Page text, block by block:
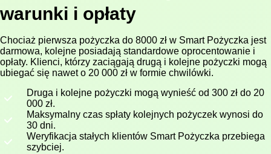
warunki i opłaty
Chociaż pierwsza pożyczka do 8000 zł w Smart Pożyczka jest
darmowa, kolejne posiadają standardowe oprocentowanie i
opłaty. Klienci, którzy zaciągają drugą i kolejne pożyczki mogą
ubiegać się nawet o 20 000 zł w formie chwilówki.
Druga i kolejne pożyczki mogą wynieść od 300 zł do 20
000 zł.
Maksymalny czas spłaty kolejnych pożyczek wynosi do
30 dni.
Weryfikacja stałych klientów Smart Pożyczka przebiega
szybciej.